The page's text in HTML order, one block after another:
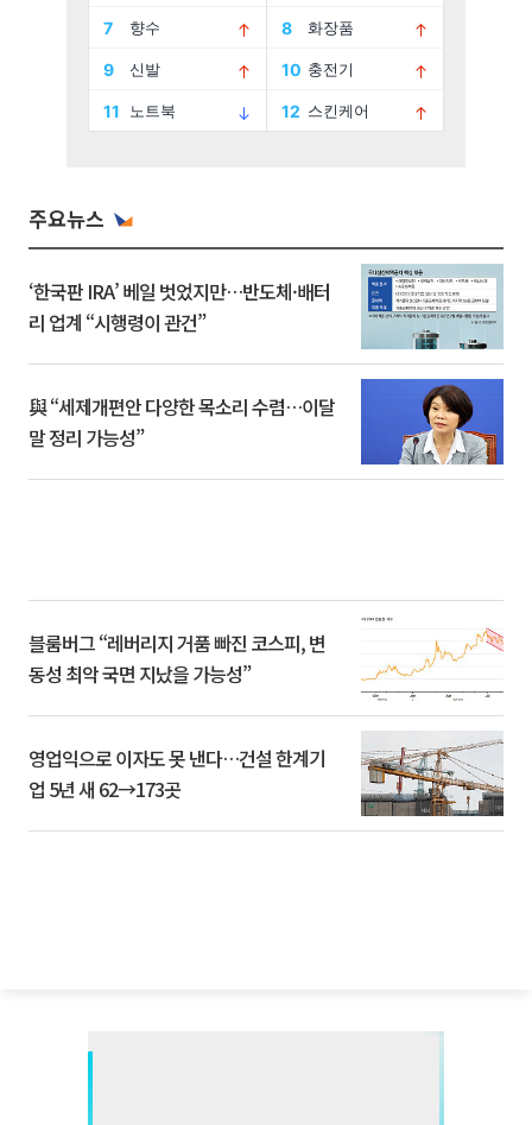
주요뉴스
‘한국판 IRA’ 베일 벗었지만…반도체·배터
리 업계 “시행령이 관건”
與 “세제개편안 다양한 목소리 수렴…이달
말 정리 가능성”
블룸버그 “레버리지 거품 빠진 코스피, 변
동성 최악 국면 지났을 가능성”
영업익으로 이자도 못 낸다…건설 한계기
업 5년 새 62→173곳